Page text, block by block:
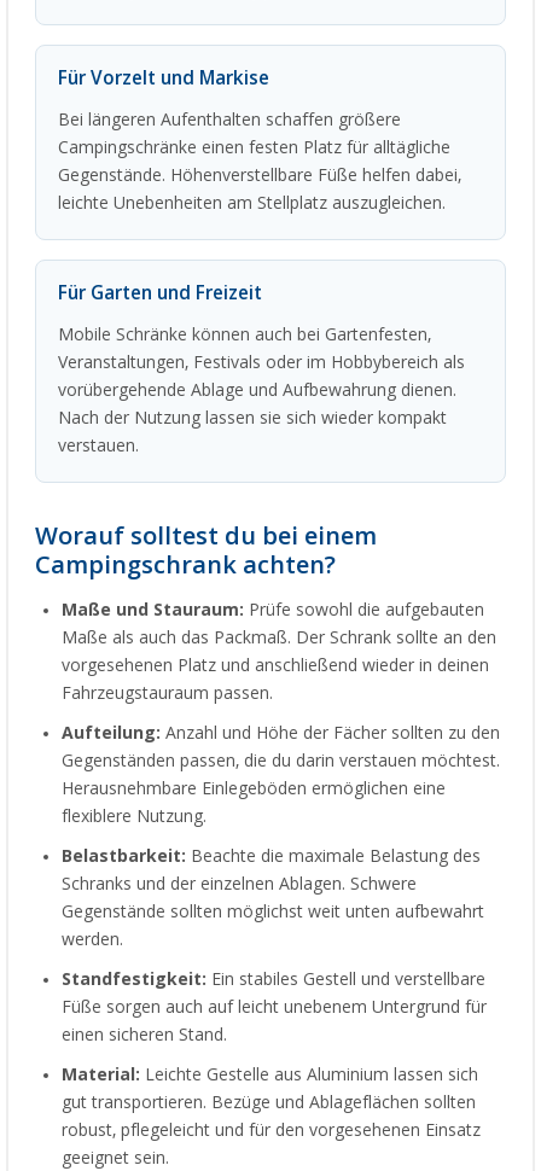
Für Vorzelt und Markise
Bei längeren Aufenthalten schaffen größere
Campingschränke einen festen Platz für alltägliche
Gegenstände. Höhenverstellbare Füße helfen dabei,
leichte Unebenheiten am Stellplatz auszugleichen.
Für Garten und Freizeit
Mobile Schränke können auch bei Gartenfesten,
Veranstaltungen, Festivals oder im Hobbybereich als
vorübergehende Ablage und Aufbewahrung dienen.
Nach der Nutzung lassen sie sich wieder kompakt
verstauen.
Worauf solltest du bei einem
Campingschrank achten?
Maße und Stauraum: Prüfe sowohl die aufgebauten
Maße als auch das Packmaß. Der Schrank sollte an den
vorgesehenen Platz und anschließend wieder in deinen
Fahrzeugstauraum passen.
Aufteilung: Anzahl und Höhe der Fächer sollten zu den
Gegenständen passen, die du darin verstauen möchtest.
Herausnehmbare Einlegeböden ermöglichen eine
flexiblere Nutzung.
Belastbarkeit: Beachte die maximale Belastung des
Schranks und der einzelnen Ablagen. Schwere
Gegenstände sollten möglichst weit unten aufbewahrt
werden.
Standfestigkeit: Ein stabiles Gestell und verstellbare
Füße sorgen auch auf leicht unebenem Untergrund für
einen sicheren Stand.
Material: Leichte Gestelle aus Aluminium lassen sich
gut transportieren. Bezüge und Ablageflächen sollten
robust, pflegeleicht und für den vorgesehenen Einsatz
geeignet sein.